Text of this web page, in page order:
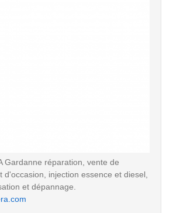
Gardanne réparation, vente de
d'occasion, injection essence et diesel,
et dépannage.